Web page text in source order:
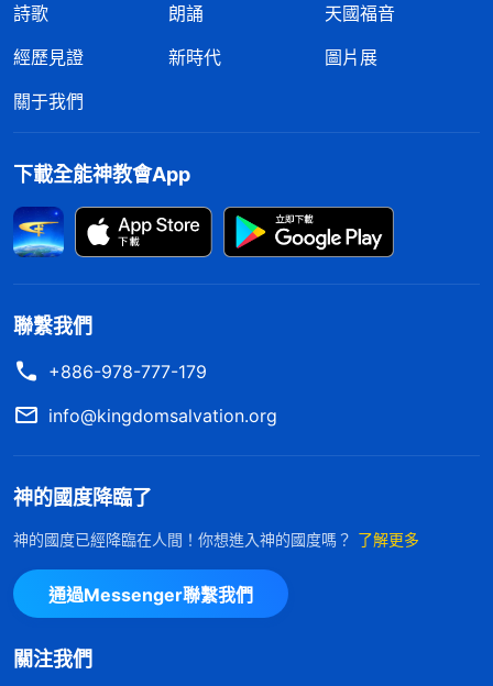
是鬼性，就是撒但的性情，這類人就是魔鬼，就是魔
鬼的化身。
《話・卷四 揭示敵基督・附篇四 總結敵
基督的人性品質與性情實質（一）》
覺很對照自己的情形，當初帶領讓我問問張静願不願
意去跟葉青聚會，我怕她嫌遠不願意去就故意不告訴
裏才放心。過後帶領問我有没有跟張静説具體地方，
事到我這兒就要繞好多彎，騙了張静，到帶領面前又
要圓謊，總琢磨怎麽説能維護自己的利益，看到自己
做事没有一點兒透明度，對待人也没有真誠，都是在
澆灌本分的時候，帶領讓我寫寫自己的情形，我嫌寫
帶領問我為什麽没寫，我怕敞開自己的真實想法帶領
會説我太懶了，對我留下不好的印象，我就説忘了。
看到自己就像神説的「一般人説謊話得編得琢磨，敵
基督這類人説謊話不用編、不用琢磨，張口就來，你
詩歌
朗誦
天國福音
經歷見證
新時代
圖片展
關于我們
下載全能神教會App
聯繫我們
+886-978-777-179
info@kingdomsalvation.org
神的國度降臨了
神的國度已經降臨在人間！你想進入神的國度嗎？ 了解更多
通過Messenger聯繫我們
關注我們